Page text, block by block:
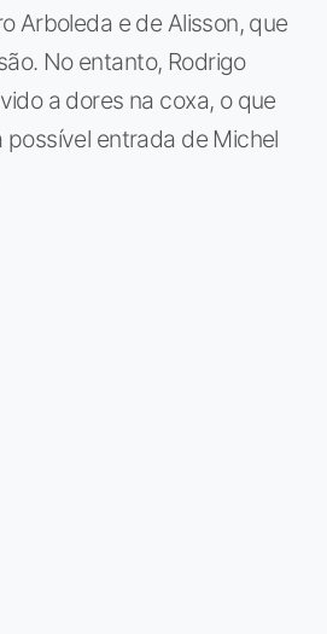
Arboleda e de Alisson, que
No entanto, Rodrigo
a dores na coxa, o que
entrada de Michel